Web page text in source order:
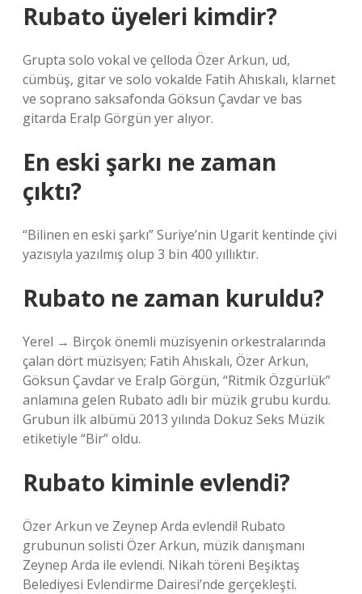
Rubato üyeleri kimdir?
Grupta solo vokal ve çelloda Özer Arkun, ud,
cümbüş, gitar ve solo vokalde Fatih Ahıskalı, klarnet
ve soprano saksafonda Göksun Çavdar ve bas
gitarda Eralp Görgün yer alıyor.
En eski şarkı ne zaman
çıktı?
“Bilinen en eski şarkı” Suriye’nin Ugarit kentinde çivi
yazısıyla yazılmış olup 3 bin 400 yıllıktır.
Rubato ne zaman kuruldu?
Yerel → Birçok önemli müzisyenin orkestralarında
çalan dört müzisyen; Fatih Ahıskalı, Özer Arkun,
Göksun Çavdar ve Eralp Görgün, “Ritmik Özgürlük”
anlamına gelen Rubato adlı bir müzik grubu kurdu.
Grubun ilk albümü 2013 yılında Dokuz Seks Müzik
etiketiyle “Bir” oldu.
Rubato kiminle evlendi?
Özer Arkun ve Zeynep Arda evlendi! Rubato
grubunun solisti Özer Arkun, müzik danışmanı
Zeynep Arda ile evlendi. Nikah töreni Beşiktaş
Belediyesi Evlendirme Dairesi’nde gerçekleşti.